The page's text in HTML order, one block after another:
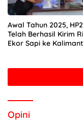
Awal Tahun 2025,
Telah Berhasil Kirim
Ekor Sapi ke
Opini